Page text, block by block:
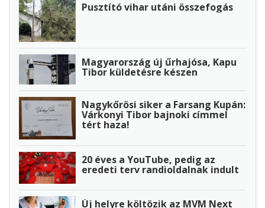
Pusztító vihar utáni összefogás
Magyarország új űrhajósa, Kapu
Tibor küldetésre készen
Nagykőrösi siker a Farsang Kupán:
Várkonyi Tibor bajnoki címmel
tért haza!
20 éves a YouTube, pedig az
eredeti terv randioldalnak indult
Új helyre költözik az MVM Next